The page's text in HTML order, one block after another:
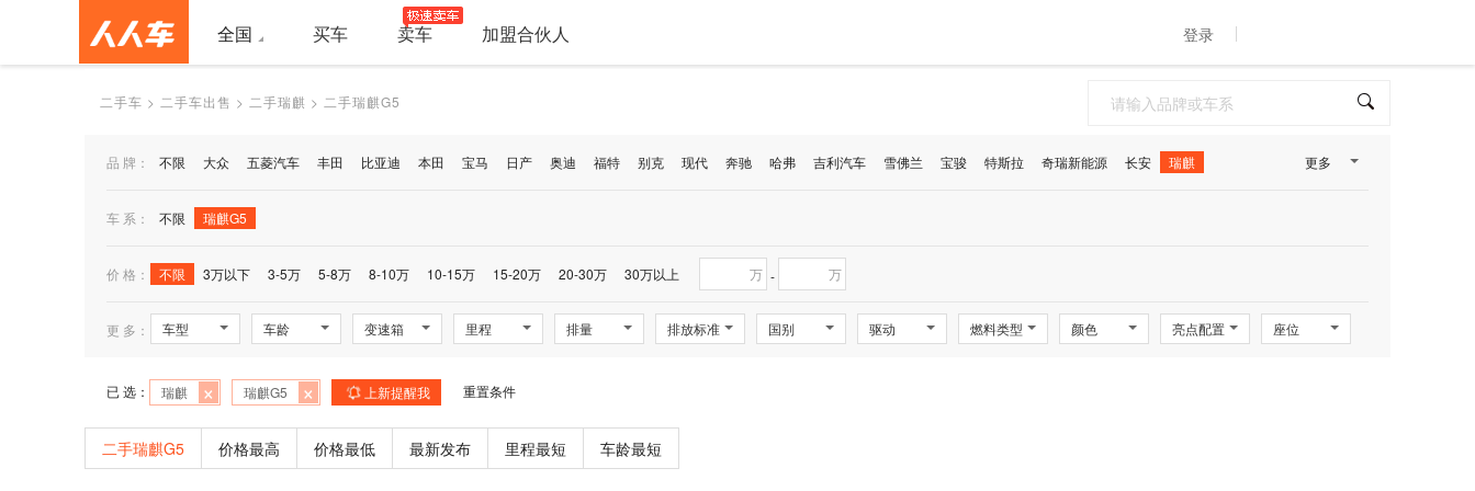
全国 买车 卖车 加盟合伙人 登录
二手车 > 二手车出售 > 二手瑞麒 > 二手瑞麒G5
品 牌： 不限 大众 五菱汽车 丰田 比亚迪 本田 宝马 日产 奥迪 福特 别克 现代 奔驰 哈弗 吉利汽车 雪佛兰 宝骏 特斯拉 奇瑞新能源 长安 瑞麒 更多
车 系： 不限 瑞麒G5
价 格： 不限 3万以下 3-5万 5-8万 8-10万 10-15万 15-20万 20-30万 30万以上 万 - 万
更 多： 车型 车龄 变速箱 里程 排量 排放标准 国别 驱动 燃料类型 颜色 亮点配置 座位
已 选： 瑞麒 × 瑞麒G5 × 上新提醒我 重置条件
二手瑞麒G5 价格最高 价格最低 最新发布 里程最短 车龄最短